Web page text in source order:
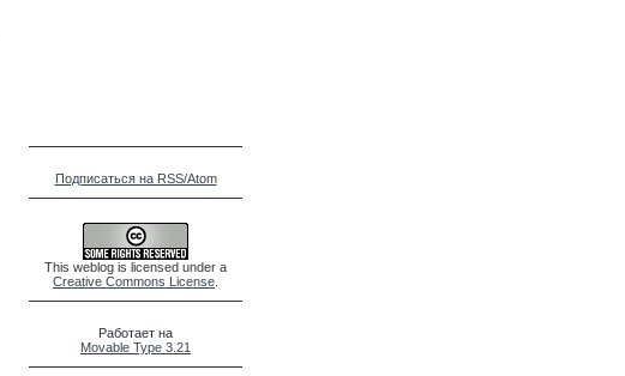
Подписаться на RSS/Atom
This weblog is licensed under a
Creative Commons License
Работает на
Movable Type 3.21